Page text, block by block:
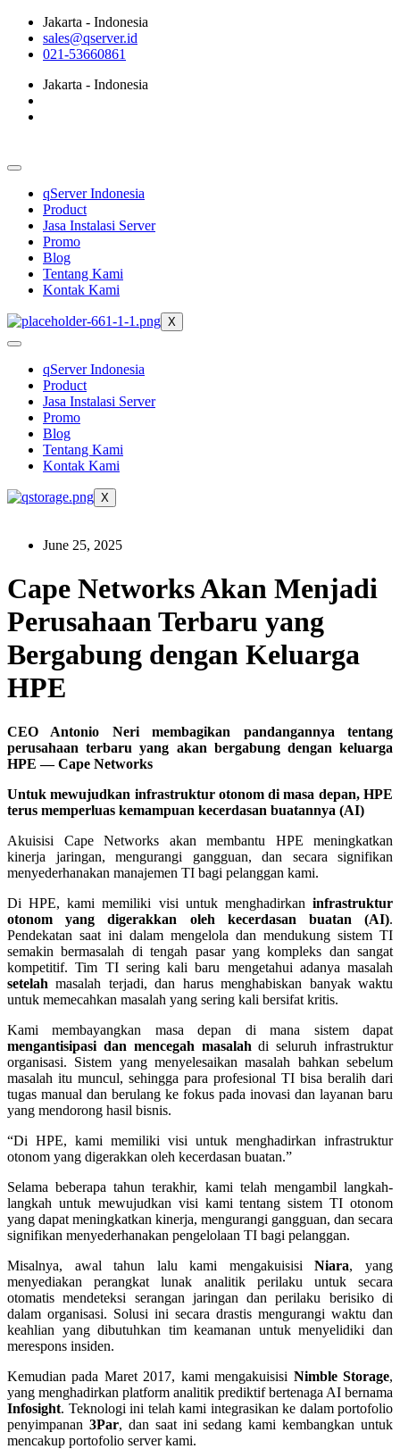
Jakarta - Indonesia
sales@qserver.id
021-53660861
Jakarta - Indonesia
qServer Indonesia
Product
Jasa Instalasi Server
Promo
Blog
Tentang Kami
Kontak Kami
X
qServer Indonesia
Product
Jasa Instalasi Server
Promo
Blog
Tentang Kami
Kontak Kami
X
June 25, 2025
Cape Networks Akan Menjadi
Perusahaan Terbaru yang
Bergabung dengan Keluarga
HPE
CEO Antonio Neri membagikan pandangannya tentang
perusahaan terbaru yang akan bergabung dengan keluarga
HPE — Cape Networks
Untuk mewujudkan infrastruktur otonom di masa depan, HPE
terus memperluas kemampuan kecerdasan buatannya (AI)
Akuisisi Cape Networks akan membantu HPE meningkatkan
kinerja jaringan, mengurangi gangguan, dan secara signifikan
menyederhanakan manajemen TI bagi pelanggan kami.
Di HPE, kami memiliki visi untuk menghadirkan infrastruktur
otonom yang digerakkan oleh kecerdasan buatan (AI).
Pendekatan saat ini dalam mengelola dan mendukung sistem TI
semakin bermasalah di tengah pasar yang kompleks dan sangat
kompetitif. Tim TI sering kali baru mengetahui adanya masalah
setelah masalah terjadi, dan harus menghabiskan banyak waktu
untuk memecahkan masalah yang sering kali bersifat kritis.
Kami membayangkan masa depan di mana sistem dapat
mengantisipasi dan mencegah masalah di seluruh infrastruktur
organisasi. Sistem yang menyelesaikan masalah bahkan sebelum
masalah itu muncul, sehingga para profesional TI bisa beralih dari
tugas manual dan berulang ke fokus pada inovasi dan layanan baru
yang mendorong hasil bisnis.
“Di HPE, kami memiliki visi untuk menghadirkan infrastruktur
otonom yang digerakkan oleh kecerdasan buatan.”
Selama beberapa tahun terakhir, kami telah mengambil langkah-
langkah untuk mewujudkan visi kami tentang sistem TI otonom
yang dapat meningkatkan kinerja, mengurangi gangguan, dan secara
signifikan menyederhanakan pengelolaan TI bagi pelanggan.
Misalnya, awal tahun lalu kami mengakuisisiNiara, yang
menyediakan perangkat lunak analitik perilaku untuk secara
otomatis mendeteksi serangan jaringan dan perilaku berisiko di
dalam organisasi. Solusi ini secara drastis mengurangi waktu dan
keahlian yang dibutuhkan tim keamanan untuk menyelidiki dan
merespons insiden.
Kemudian pada Maret 2017, kami mengakuisisi Nimble Storage,
yang menghadirkan platform analitik prediktif bertenaga AI bernama
Infosight. Teknologi ini telah kami integrasikan ke dalam portofolio
penyimpanan 3Par, dan saat ini sedang kami kembangkan untuk
mencakup portofolio server kami.